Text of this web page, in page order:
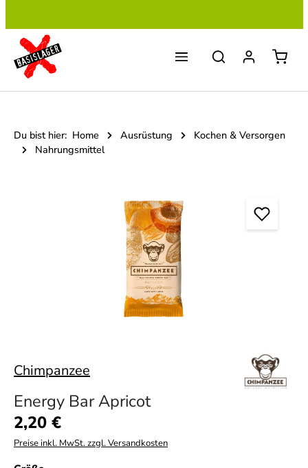
Du bist hier: Home Ausrüstung
Kochen & Versorgen
Nahrungsmittel
Chimpanzee
Energy Bar Apricot
Regulärer Preis:
2,20 €
Preise inkl. MwSt. zzgl. Versandkosten